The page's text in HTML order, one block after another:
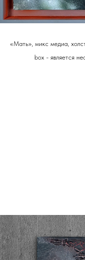
«Мать», микс медиа,
box - является